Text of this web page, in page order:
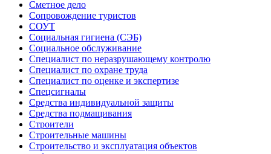
Сметное дело
Сопровождение туристов
СОУТ
Социальная гигиена (СЭБ)
Социальное обслуживание
Специалист по неразрушающему контролю
Специалист по охране труда
Специалист по оценке и экспертизе
Спецсигналы
Средства индивидуальной защиты
Средства подмащивания
Строители
Строительные машины
Строительство и эксплуатация объектов